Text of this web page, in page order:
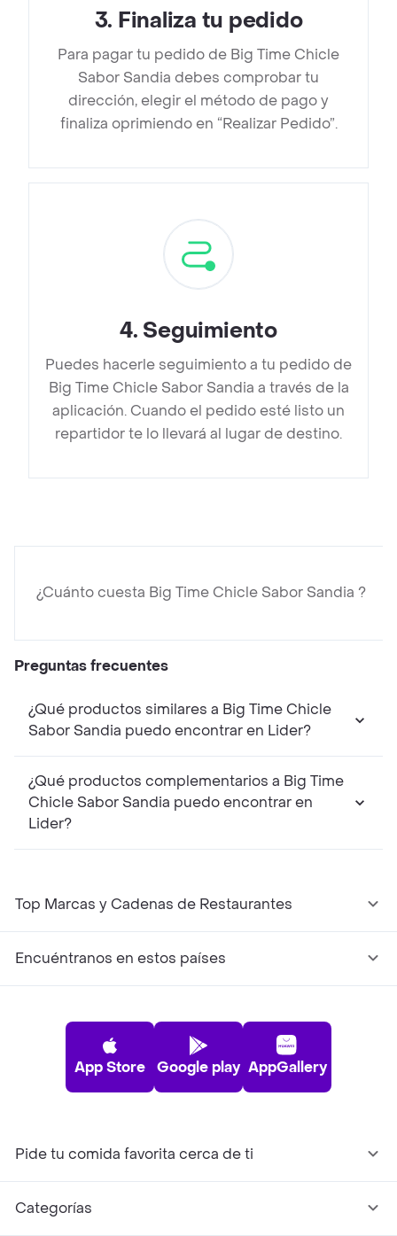
3. Finaliza tu pedido
Para pagar tu pedido de Big Time Chicle
Sabor Sandia debes comprobar tu
dirección, elegir el método de pago y
finaliza oprimiendo en “Realizar Pedido”.
4. Seguimiento
Puedes hacerle seguimiento a tu pedido de
Big Time Chicle Sabor Sandia a través de la
aplicación. Cuando el pedido esté listo un
repartidor te lo llevará al lugar de destino.
¿Cuánto cuesta Big Time Chicle Sabor Sandia ?
Preguntas frecuentes
¿Qué productos similares a Big Time Chicle
Sabor Sandia puedo encontrar en Lider?
¿Qué productos complementarios a Big Time
Chicle Sabor Sandia puedo encontrar en
Lider?
Top Marcas y Cadenas de Restaurantes
Encuéntranos en estos países
App Store Google play AppGallery
Pide tu comida favorita cerca de ti
Categorías